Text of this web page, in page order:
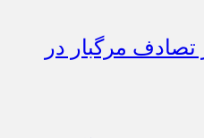
در تصادف مرگبار در